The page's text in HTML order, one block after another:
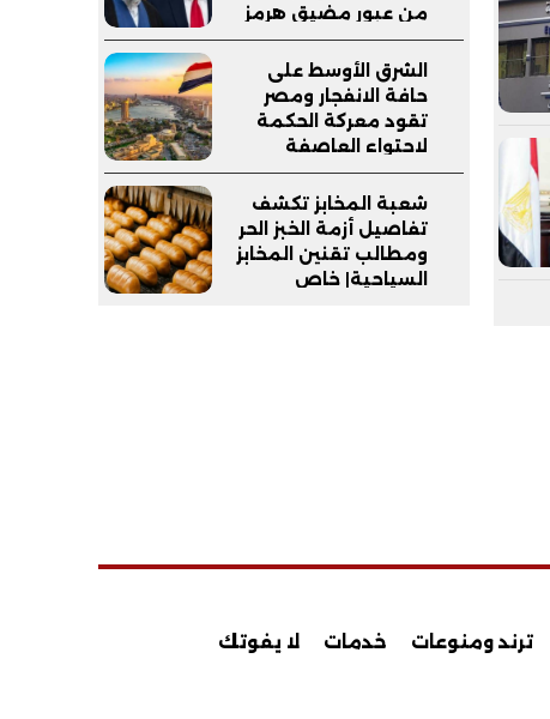
من عبور مضيق هرمز
وترامب يدعم وزير
دفاعه
الشرق الأوسط على
حافة الانفجار ومصر
تقود معركة الحكمة
لاحتواء العاصفة
شعبة المخابز تكشف
تفاصيل أزمة الخبز الحر
ومطالب تقنين المخابز
السياحية| خاص
ترند ومنوعات خدمات لا يفوتك